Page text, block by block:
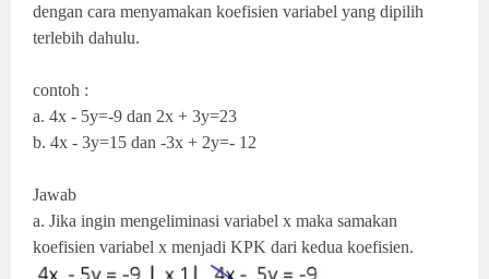
dengan cara menyamakan koefisien variabel yang dipilih
terlebih dahulu.
contoh :
a. 4x - 5y=-9 dan 2x + 3y=23
b. 4x - 3y=15 dan -3x + 2y=- 12
Jawab
a. Jika ingin mengeliminasi variabel x maka samakan
koefisien variabel x menjadi KPK dari kedua koefisien.